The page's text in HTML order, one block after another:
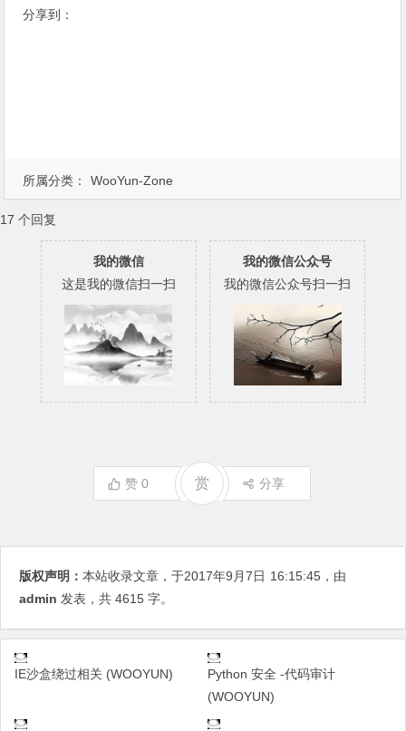
所属分类： WooYun-Zone
分享到：
17 个回复
我的微信
这是我的微信扫一扫
我的微信公众号
我的微信公众号扫一扫
赞 0 赏 分享
版权声明： 本站收录文章，于2017年9月7日 16:15:45 ，由
admin 发表，共 4615 字。
IE沙盒绕过相关 (WOOYUN)
Python 安全 -代码审计
(WOOYUN)